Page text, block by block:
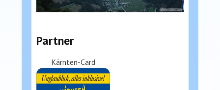
Partner
Kärnten-Card